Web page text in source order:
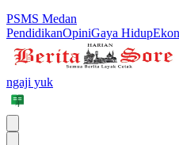
PSMS Medan
PendidikanOpiniGaya Hidup
ngaji yuk